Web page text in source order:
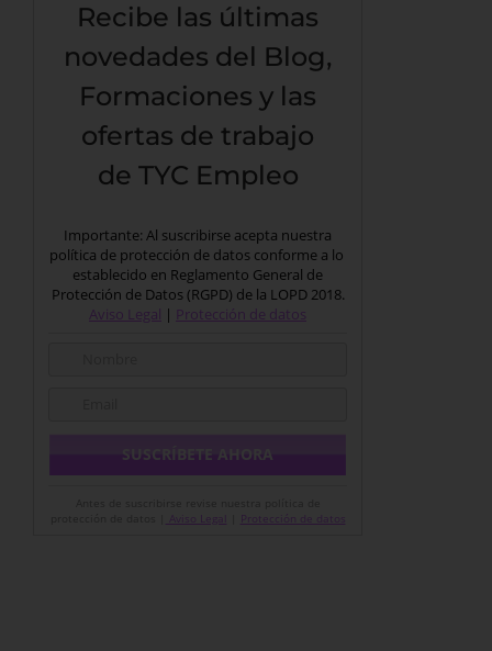
Recibe las últimas
novedades del Blog,
Formaciones y las
ofertas de trabajo
de TYC Empleo
Importante: Al suscribirse acepta nuestra
política de protección de datos conforme a lo
establecido en Reglamento General de
Protección de Datos (RGPD) de la LOPD 2018.
Aviso Legal | Protección de datos
Aviso Legal Protección de datos